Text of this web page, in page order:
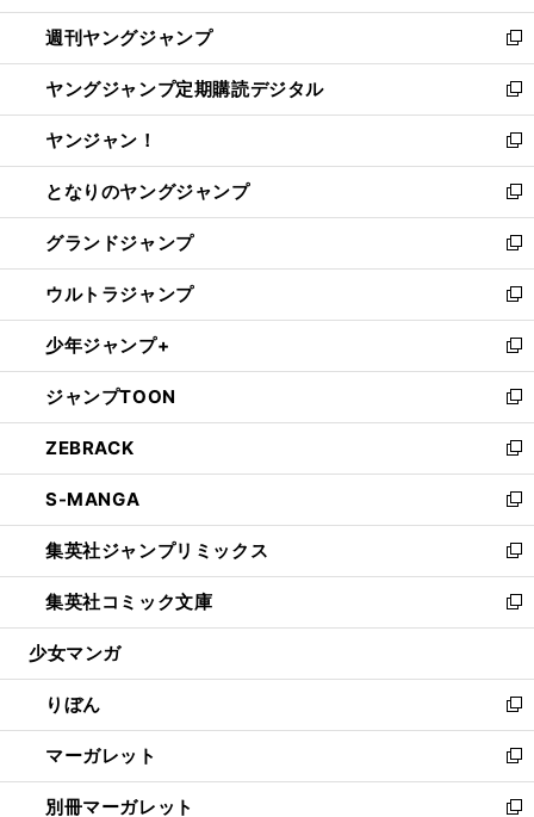
開
く
ウ
で
開
く
ン
ド
ウ
で
開
く
ウ
ィ
ン
ド
ウ
で
開
く
週刊ヤングジャンプ
新
し
い
ウ
ィ
ン
ド
ウ
で
開
く
ヤングジャンプ定期購読デジタル
新
し
い
ウ
ィ
ン
ド
ウ
で
開
く
ヤンジャン！
新
し
い
ウ
ィ
ン
ド
ウ
で
開
く
となりのヤングジャンプ
新
し
い
ウ
ィ
ン
ド
ウ
で
開
く
グランドジャンプ
新
し
い
ウ
ィ
ン
ド
ウ
で
開
く
ウルトラジャンプ
新
し
い
ウ
ィ
ン
ド
ウ
で
開
く
少年ジャンプ+
新
し
い
ウ
ィ
ン
ド
ウ
で
開
く
ジャンプTOON
新
し
い
ウ
ィ
ン
ド
ウ
で
開
ZEBRACK
新
し
い
ウ
ィ
ン
ド
ウ
開
く
S-MANGA
新
し
い
ウ
ィ
ン
ウ
で
開
く
集英社ジャンプリミックス
新
し
い
ウ
ン
ド
ウ
で
開
く
集英社コミック文庫
新
し
ウ
ィ
ン
ド
ウ
で
少女マンガ
りぼん
新
し
い
ウ
ィ
マーガレット
新
し
い
別冊マーガレット 新